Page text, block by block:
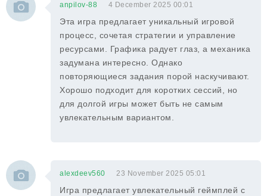
anpilov-88 4 December 2025 00:01
Эта игра предлагает уникальный игровой
процесс, сочетая стратегии и управление
ресурсами. Графика радует глаз, а механика
задумана интересно. Однако
повторяющиеся задания порой наскучивают.
Хорошо подходит для коротких сессий, но
для долгой игры может быть не самым
увлекательным вариантом.
alexdeev560 23 November 2025 05:01
Игра предлагает увлекательный геймплей с